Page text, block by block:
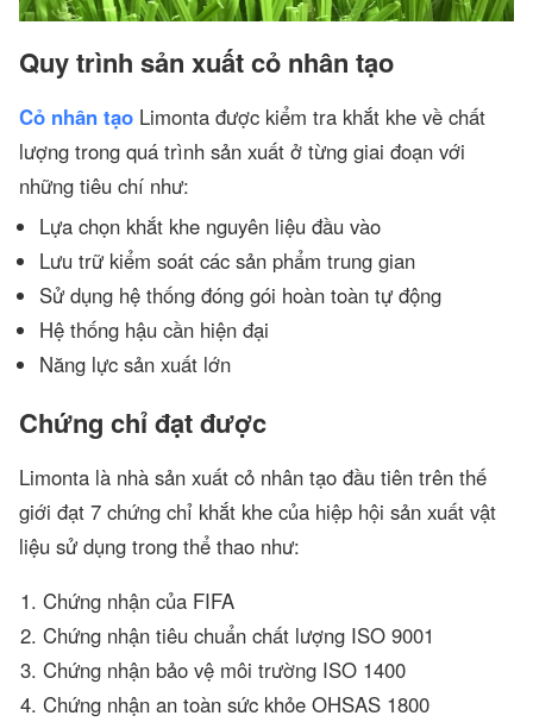
Quy trình sản xuất cỏ nhân tạo
Cỏ nhân tạo Limonta được kiểm tra khắt khe về chất
lượng trong quá trình sản xuất ở từng giai đoạn với
những tiêu chí như:
Lựa chọn khắt khe nguyên liệu đầu vào
Lưu trữ kiểm soát các sản phẩm trung gian
Sử dụng hệ thống đóng gói hoàn toàn tự động
Hệ thống hậu cần hiện đại
Năng lực sản xuất lớn
Chứng chỉ đạt được
Limonta là nhà sản xuất cỏ nhân tạo đầu tiên trên thế
giới đạt 7 chứng chỉ khắt khe của hiệp hội sản xuất vật
liệu sử dụng trong thể thao như:
Chứng nhận của FIFA
Chứng nhận tiêu chuẩn chất lượng ISO 9001
Chứng nhận bảo vệ môi trường ISO 1400
Chứng nhận an toàn sức khỏe OHSAS 1800